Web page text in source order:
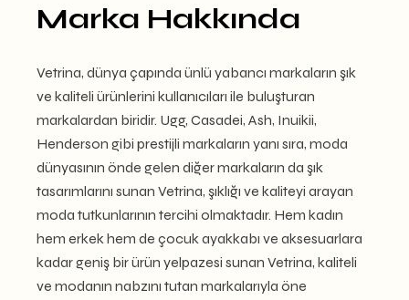
Marka Hakkında
Vetrina, dünya çapında ünlü yabancı markaların şık
ve kaliteli ürünlerini kullanıcıları ile buluşturan
markalardan biridir. Ugg, Casadei, Ash, Inuikii,
Henderson gibi prestijli markaların yanı sıra, moda
dünyasının önde gelen diğer markaların da şık
tasarımlarını sunan Vetrina, şıklığı ve kaliteyi arayan
moda tutkunlarının tercihi olmaktadır. Hem kadın
hem erkek hem de çocuk ayakkabı ve aksesuarlara
kadar geniş bir ürün yelpazesi sunan Vetrina, kaliteli
ve modanın nabzını tutan markalarıyla öne